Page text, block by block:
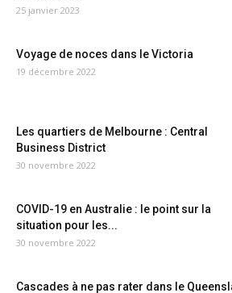
25 janvier 2023
Voyage de noces dans le Victoria
19 décembre 2022
Les quartiers de Melbourne : Central
Business District
30 novembre 2022
COVID-19 en Australie : le point sur la
situation pour les...
30 novembre 2022
Cascades à ne pas rater dans le